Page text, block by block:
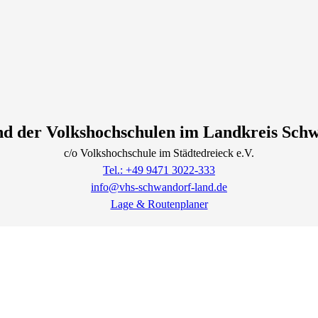
der Volkshochschulen im Landkreis
c/o Volkshochschule im Städtedreieck e.V.
Tel.: +49 9471 3022-333
info@vhs-schwandorf-land.de
Lage & Routenplaner